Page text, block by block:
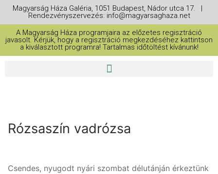
Magyarság Háza Galéria, 1051 Budapest, Nádor utca 17. |
Rendezvényszervezés: info@magyarsaghaza.net
A Magyarság Háza programjaira az előzetes regisztráció
javasolt. Kérjük, hogy a regisztráció megkezdéséhez kattintson
a kiválasztott programra! Tartalmas időtöltést kívánunk!
Rózsaszín vadrózsa
Csendes, nyugodt nyári szombat délutánján érkeztünk